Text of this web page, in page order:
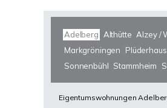
Adelberg Althütte Alzey /
Markgröningen
Sonnenbühl Stammheim
Eigentumswohnungen